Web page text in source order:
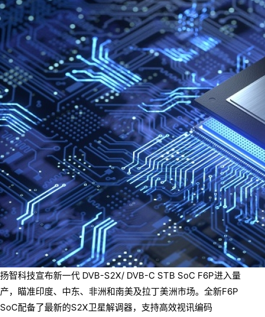
扬智科技宣布新一代 DVB-S2X/ DVB-C STB SoC F6P进入量
产，瞄准印度、中东、非洲和南美及拉丁美洲市场。全新F6P
SoC配备了最新的S2X卫星解调器，支持高效视讯编码